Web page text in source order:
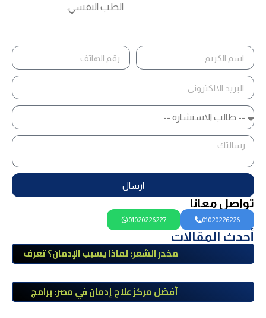
الطب النفسي.
ارسال
تواصل معانا
01020226226
01020226227
أحدث المقالات
مخدر الشعر: لماذا يسبب الإدمان؟ تعرف
أفضل مركز علاج إدمان في مصر: برامج